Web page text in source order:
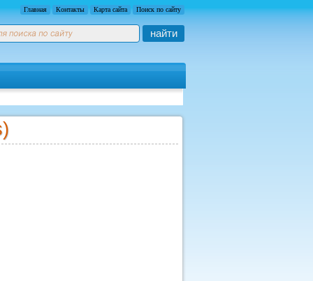
Главная Контакты Карта сайта Поиск по сайту
найти